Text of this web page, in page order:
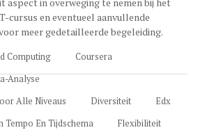
cursus en eventueel aanvullende
meer gedetailleerde begeleiding.
Computing
Coursera
Analyse
Alle Niveaus
Diversiteit
Edx
Tempo En Tijdschema
Flexibiliteit